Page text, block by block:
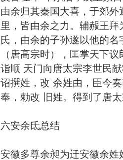
由余归其秦国大喜，于郊
里，皆由余之力。辅赧王
氏，由余的子孙遂以他的
（唐高宗时），匡掌天下
诣顺 天门向唐太宗李世民
诏撰姓，改 余姓由，臣今
奉，勅改 旧姓。得到了唐
六安余氐总结
安徽多尊余昶为迁安徽余